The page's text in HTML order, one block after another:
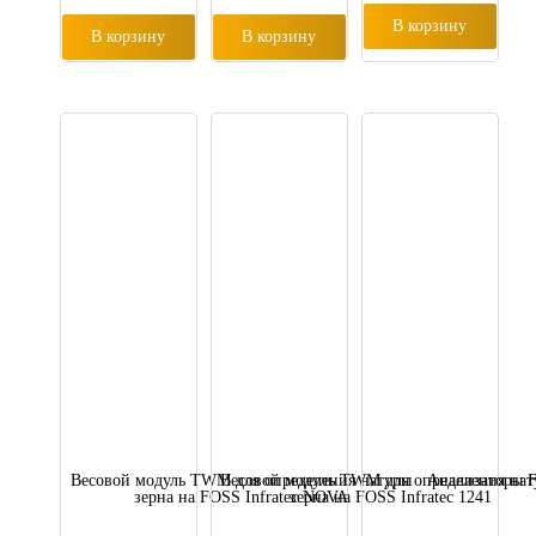
В корзину В корзину
В корзину
Весовой модуль TWM для определения натуры
зерна на FOSS Infratec NOVA
Весовой модуль TWM для определения
зерна на FOSS Infratec 1241
Анализаторы